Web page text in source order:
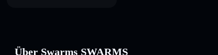
Über Swarms SWARMS